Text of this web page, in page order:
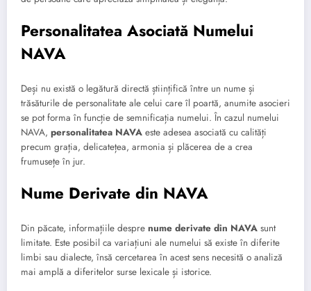
Personalitatea Asociată Numelui
NAVA
Deși nu există o legătură directă științifică între un nume și
trăsăturile de personalitate ale celui care îl poartă, anumite asocieri
se pot forma în funcție de semnificația numelui. În cazul numelui
NAVA, personalitatea NAVA este adesea asociată cu calități
precum grația, delicatețea, armonia și plăcerea de a crea
frumusețe în jur.
Nume Derivate din NAVA
Din păcate, informațiile despre nume derivate din NAVA sunt
limitate. Este posibil ca variațiuni ale numelui să existe în diferite
limbi sau dialecte, însă cercetarea în acest sens necesită o analiză
mai amplă a diferitelor surse lexicale și istorice.